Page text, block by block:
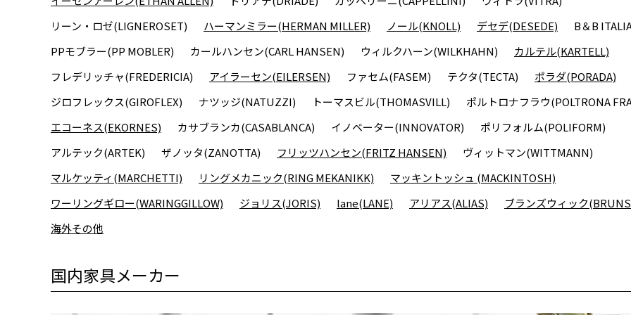
リーン・ロゼ(LIGNEROSET)
ハーマンミラー(HERMAN MILLER) ノール(KNOLL) デセデ(DESEDE)
B＆B
PPモブラー(PP MOBLER)
カールハンセン(CARL HANSEN) ウィルクハーン(WILKHAHN)
カルテル(KARTELL)
フレデリッチャ(FREDERICIA)
アイラーセン(EILERSEN) ファセム(FASEM) テクタ(TECTA)
ポラダ(PORADA)
ジロフレックス(GIROFLEX)
ナツッジ(NATUZZI) トーマスビル(THOMASVILL)
ポルトロナフラウ(POLTRONA
エコーネス(EKORNES)
カサブランカ(CASABLANCA) イノベーター(INNOVATOR)
ポリフォルム(POLIFORM)
アルテック(ARTEK)
ザノッタ(ZANOTTA) フリッツハンセン(FRITZ HANSEN)
ヴィットマン(WITTMANN)
マルケッティ(MARCHETTI)
リングメカニック(RING MEKANIKK)
マッキントッシュ (MACKINTOSH)
ワーリングギロー(WARINGGILLOW)
ジョリス(JORIS) lane(LANE) アリアス(ALIAS)
ブランズウィック
海外その他
国内家具メーカー